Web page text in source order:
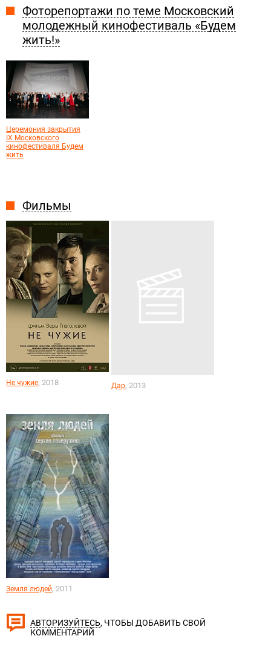
Фильмы
Не чужие, 2018 Дар, 2013
Земля людей, 2011
Фоторепортажи по теме Московский
молодежный кинофестиваль «Будем
жить!»
Церемония закрытия
IХ Московского
кинофестиваля Будем
жить
АВТОРИЗУЙТЕСЬ, ЧТОБЫ ДОБАВИТЬ СВОЙ
КОММЕНТАРИЙ